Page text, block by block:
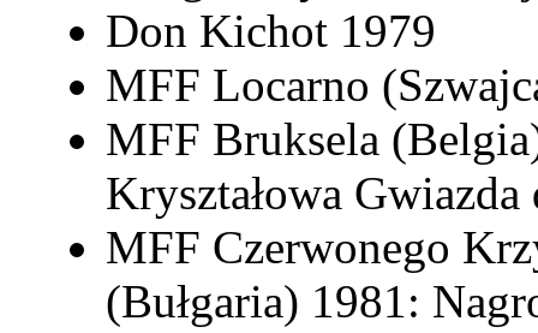
Don Kichot 1979
MFF Locarno
MFF Bruksela
Kryształowa
MFF Czerwonego
(Bułgaria) 1981: